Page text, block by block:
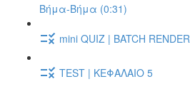
Βήμα-Βήμα (0:31)
mini QUIZ | BATCH RENDER
TEST | ΚΕΦΑΛΑΙΟ 5